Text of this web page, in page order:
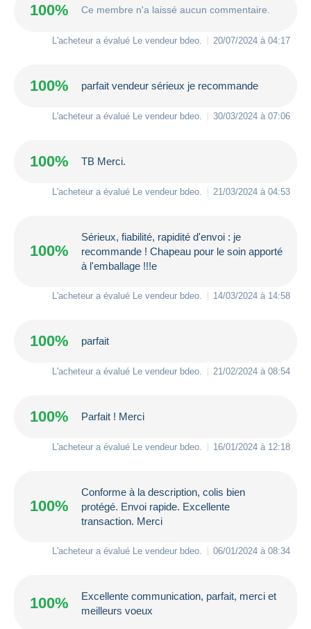
100% Ce membre n'a laissé aucun commentaire.
L'acheteur a évalué Le vendeur bdeo 20/07/2024 à 04:17
100% parfait vendeur sérieux je recommande
L'acheteur a évalué Le vendeur bdeo 30/03/2024 à 07:06
100% TB Merci.
L'acheteur a évalué Le vendeur bdeo 21/03/2024 à 04:53
100%
Sérieux, fiabilité, rapidité d'envoi : je
recommande ! Chapeau pour le soin apporté
à l'emballage !!!e
L'acheteur a évalué Le vendeur bdeo 14/03/2024 à 14:58
100% parfait
L'acheteur a évalué Le vendeur bdeo 21/02/2024 à 08:54
100% Parfait ! Merci
L'acheteur a évalué Le vendeur bdeo 16/01/2024 à 12:18
100%
Conforme à la description, colis bien
protégé. Envoi rapide. Excellente
transaction. Merci
L'acheteur a évalué Le vendeur bdeo 06/01/2024 à 08:34
100%
Excellente communication, parfait, merci et
meilleurs voeux